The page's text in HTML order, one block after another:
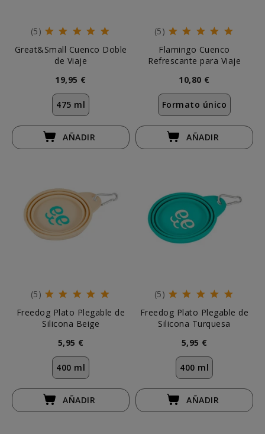
(5)
Great&Small Cuenco Doble
de Viaje
19,95 €
475 ml
AÑADIR
(5)
Flamingo Cuenco
Refrescante para Viaje
10,80 €
Formato único
AÑADIR
(5)
Freedog Plato Plegable de
Silicona Beige
5,95 €
400 ml
AÑADIR
(5)
Freedog Plato Plegable de
Silicona Turquesa
5,95 €
400 ml
AÑADIR